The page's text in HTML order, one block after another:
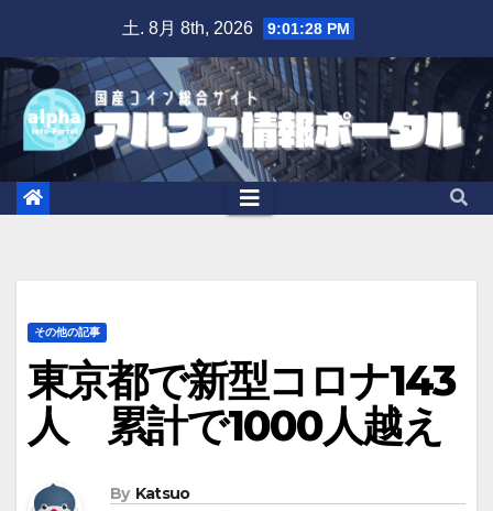
content
土. 8月 8th, 2026 9:01:29 PM
その他の記事
東京都で新型コロナ143
人 累計で1000人越え
By Katsuo